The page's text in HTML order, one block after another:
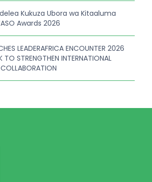
Kukuza Ubora wa Kitaaluma
Awards 2026
LEADERAFRICA ENCOUNTER 2026
TO STRENGTHEN INTERNATIONAL